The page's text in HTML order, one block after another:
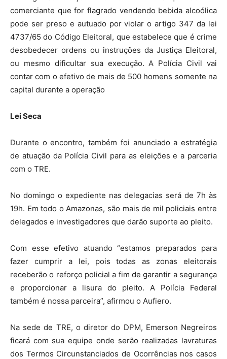
comerciante que for flagrado vendendo bebida alcoólica
pode ser preso e autuado por violar o artigo 347 da lei
4737/65 do Código Eleitoral, que estabelece que é crime
desobedecer ordens ou instruções da Justiça Eleitoral,
ou mesmo dificultar sua execução. A Polícia Civil vai
contar com o efetivo de mais de 500 homens somente na
capital durante a operação
Lei Seca
Durante o encontro, também foi anunciado a estratégia
de atuação da Polícia Civil para as eleições e a parceria
com o TRE.
No domingo o expediente nas delegacias será de 7h às
19h. Em todo o Amazonas, são mais de mil policiais entre
delegados e investigadores que darão suporte ao pleito.
Com esse efetivo atuando “estamos preparados para
fazer cumprir a lei, pois todas as zonas eleitorais
receberão o reforço policial a fim de garantir a segurança
e proporcionar a lisura do pleito. A Polícia Federal
também é nossa parceira”, afirmou o Aufiero.
Na sede de TRE, o diretor do DPM, Emerson Negreiros
ficará com sua equipe onde serão realizadas lavraturas
dos Termos Circunstanciados de Ocorrências nos casos